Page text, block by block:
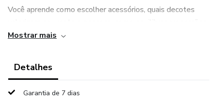
Você aprende como escolher acessórios, quais decotes
e como usar detalhes a seu favor para transmitir
Diário do seu estilo
Registre seus looks e entenda o que está funcionando de
Mostrar mais
Detalhes
Garantia de 7 dias